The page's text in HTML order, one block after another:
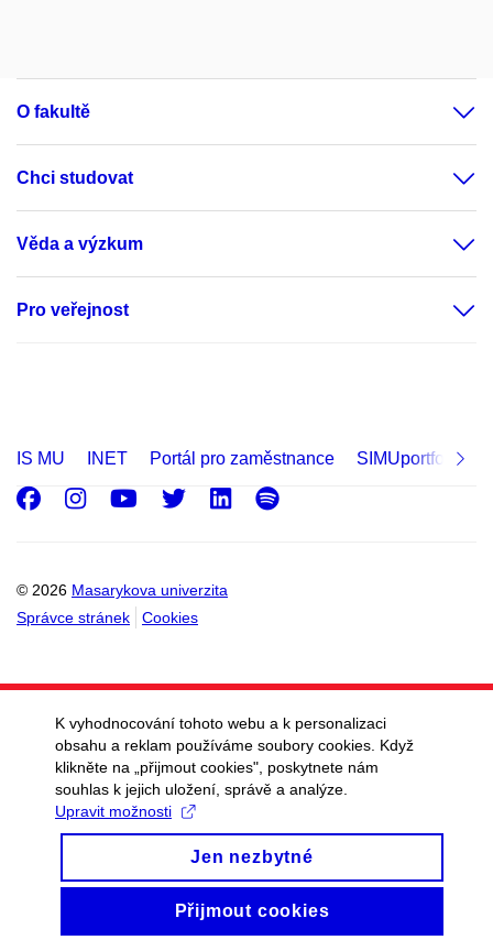
O fakultě
Chci studovat
Věda a výzkum
Pro veřejnost
IS MU INET Portál pro zaměstnance SIMUportfolio
© 2026 Masarykova univerzita
Správce stránek
Cookies
Facebook
Instagram
Youtube
Twitter
LinkedIn
Spotify
K vyhodnocování tohoto webu a k personalizaci
obsahu a reklam používáme soubory cookies. Když
klikněte na „přijmout cookies", poskytnete nám
souhlas k jejich uložení, správě a analýze.
Upravit možnosti
Jen nezbytné
Přijmout cookies